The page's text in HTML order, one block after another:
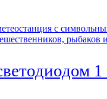
с
рыбаков